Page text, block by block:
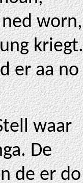
worn,
kriegt.
er aa no
waar
De
de er do